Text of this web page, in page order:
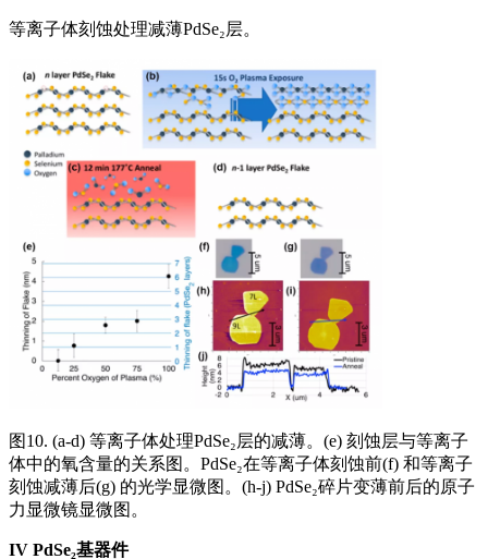
等离子体刻蚀处理减薄PdSe₂层。
图10. (a-d) 等离子体处理PdSe₂层的减薄。(e) 刻蚀层与等离子
体中的氧含量的关系图。PdSe₂在等离子体刻蚀前(f) 和等离子
刻蚀减薄后(g) 的光学显微图。(h-j) PdSe₂碎片变薄前后的原子
力显微镜显微图。
IV PdSe₂基器件